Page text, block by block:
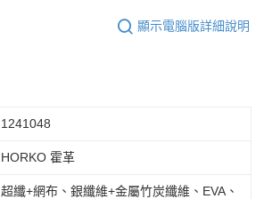
顯示電腦版詳細說明
1241048
HORKO 霍革
超纖+網布、銀纖維+金屬竹炭纖維、EVA、